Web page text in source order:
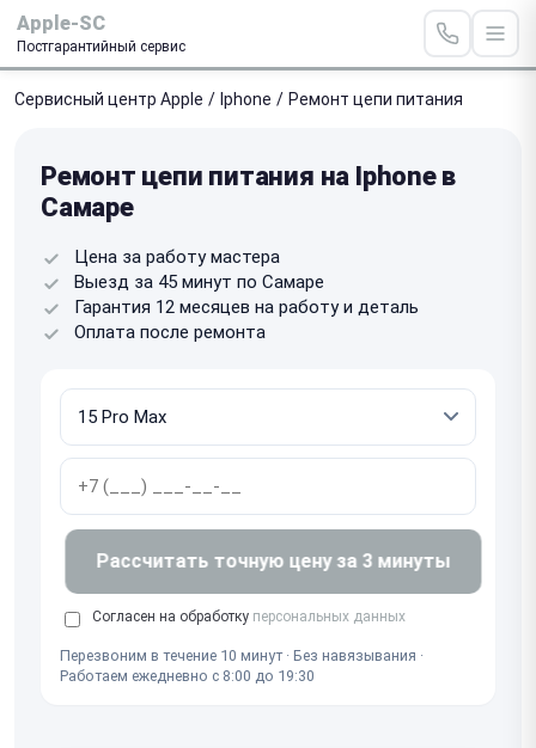
Apple-SC
Постгарантийный сервис
Сервисный центр Apple / Iphone / Ремонт цепи питания
Ремонт цепи питания на Iphone в
Самаре
Цена за работу мастера
Выезд за 45 минут по Самаре
Гарантия 12 месяцев на работу и деталь
Оплата после ремонта
Рассчитать точную цену за 3 минуты
Согласен на обработку персональных данных
Перезвоним в течение 10 минут · Без навязывания ·
Работаем ежедневно с 8:00 до 19:30